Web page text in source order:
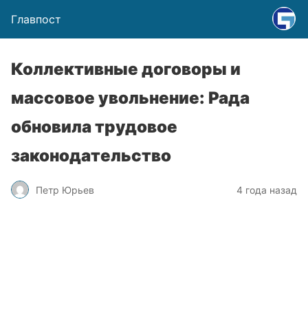
Главпост
Коллективные договоры и
массовое увольнение: Рада
обновила трудовое
законодательство
Петр Юрьев 4 года назад